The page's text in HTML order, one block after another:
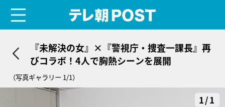
『未解決の女』×『警視庁・捜査一課長』再
びコラボ！4人で胸熱シーンを展開
（写真ギャラリー 1/1）
1/1